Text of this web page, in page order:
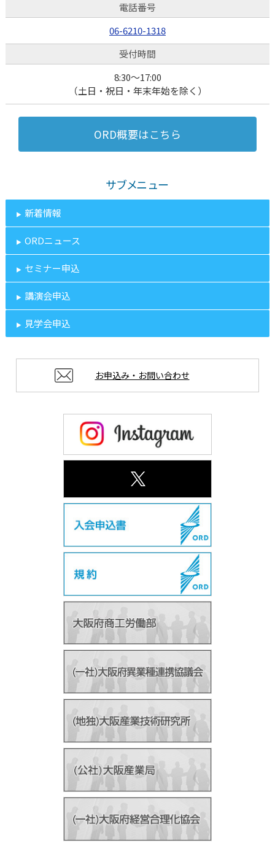
電話番号
06-6210-1318
受付時間
8:30～17:00
（土日・祝日・年末年始を除く）
ORD概要はこちら
サブメニュー
新着情報
ORDニュース
セミナー申込
講演会申込
見学会申込
お申込み・お問い合わせ